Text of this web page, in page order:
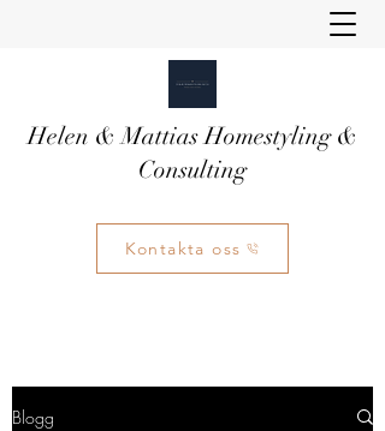
Helen & Mattias Homestyling &
Consulting
Kontakta oss
Blogg